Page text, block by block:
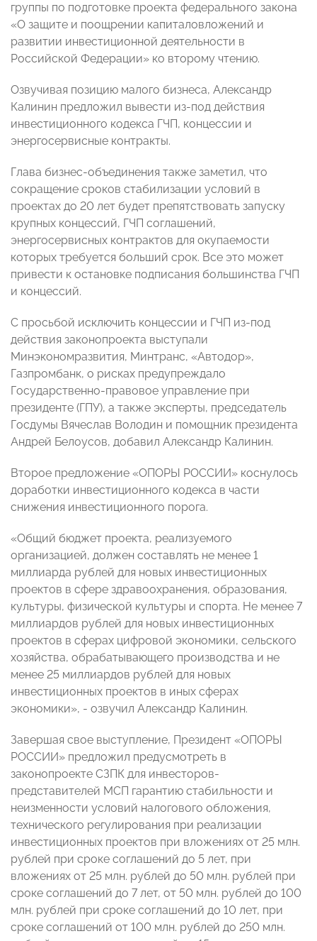
группы по подготовке проекта федерального закона
«О защите и поощрении капиталовложений и
развитии инвестиционной деятельности в
Российской Федерации» ко второму чтению.
Озвучивая позицию малого бизнеса, Александр
Калинин предложил вывести из-под действия
инвестиционного кодекса ГЧП, концессии и
энергосервисные контракты.
Глава бизнес-объединения также заметил, что
сокращение сроков стабилизации условий в
проектах до 20 лет будет препятствовать запуску
крупных концессий, ГЧП соглашений,
энергосервисных контрактов для окупаемости
которых требуется больший срок. Все это может
привести к остановке подписания большинства ГЧП
и концессий.
С просьбой исключить концессии и ГЧП из-под
действия законопроекта выступали
Минэкономразвития, Минтранс, «Автодор»,
Газпромбанк, о рисках предупреждало
Государственно-правовое управление при
президенте (ГПУ), а также эксперты, председатель
Госдумы Вячеслав Володин и помощник президента
Андрей Белоусов, добавил Александр Калинин.
Второе предложение «ОПОРЫ РОССИИ» коснулось
доработки инвестиционного кодекса в части
снижения инвестиционного порога.
«Общий бюджет проекта, реализуемого
организацией, должен составлять не менее 1
миллиарда рублей для новых инвестиционных
проектов в сфере здравоохранения, образования,
культуры, физической культуры и спорта. Не менее 7
миллиардов рублей для новых инвестиционных
проектов в сферах цифровой экономики, сельского
хозяйства, обрабатывающего производства и не
менее 25 миллиардов рублей для новых
инвестиционных проектов в иных сферах
экономики», - озвучил Александр Калинин.
Завершая свое выступление, Президент «ОПОРЫ
РОССИИ» предложил предусмотреть в
законопроекте СЗПК для инвесторов-
представителей МСП гарантию стабильности и
неизменности условий налогового обложения,
технического регулирования при реализации
инвестиционных проектов при вложениях от 25 млн.
рублей при сроке соглашений до 5 лет, при
вложениях от 25 млн. рублей до 50 млн. рублей при
сроке соглашений до 7 лет, от 50 млн. рублей до 100
млн. рублей при сроке соглашений до 10 лет, при
сроке соглашений от 100 млн. рублей до 250 млн.